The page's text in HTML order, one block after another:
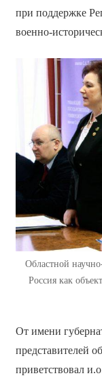
при поддержке
военно-
Областной
Россия как
От имени
представителей
приветствовал